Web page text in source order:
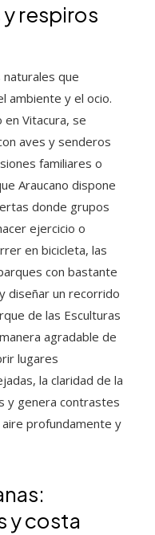
respiros
que
ambiente y el ocio.
en Vitacura, se
aves y senderos
familiares o
Araucano dispone
donde grupos
ejercicio o
en bicicleta, las
con bastante
diseñar un recorrido
de las Esculturas
agradable de
lugares
la claridad de la
y genera contrastes
profundamente y
y costa